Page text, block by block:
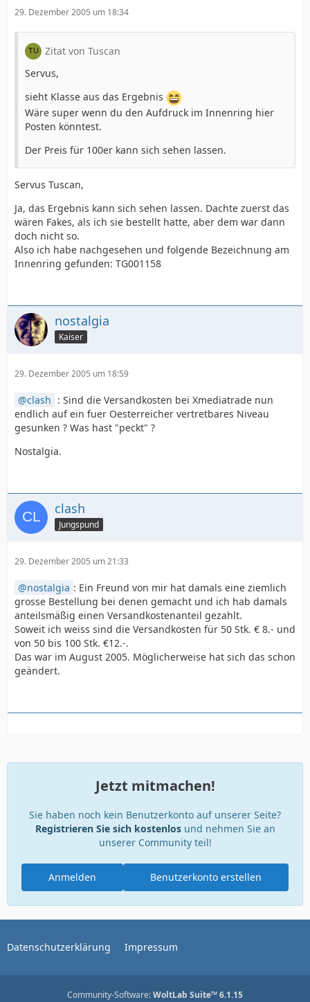
29. Dezember 2005 um 18:34
Zitat von Tuscan
Servus,
sieht Klasse aus das Ergebnis
Wäre super wenn du den Aufdruck im Innenring hier
Posten könntest.
Der Preis für 100er kann sich sehen lassen.
Servus Tuscan,
Ja, das Ergebnis kann sich sehen lassen. Dachte zuerst das
wären Fakes, als ich sie bestellt hatte, aber dem war dann
doch nicht so.
Also ich habe nachgesehen und folgende Bezeichnung am
Innenring gefunden: TG001158
nostalgia
Kaiser
29. Dezember 2005 um 18:59
clash : Sind die Versandkosten bei Xmediatrade nun
endlich auf ein fuer Oesterreicher vertretbares Niveau
gesunken ? Was hast "peckt" ?
Nostalgia.
clash
Jungspund
29. Dezember 2005 um 21:33
nostalgia : Ein Freund von mir hat damals eine ziemlich
grosse Bestellung bei denen gemacht und ich hab damals
anteilsmäßig einen Versandkostenanteil gezahlt.
Soweit ich weiss sind die Versandkosten für 50 Stk. € 8.- und
von 50 bis 100 Stk. €12.-.
Das war im August 2005. Möglicherweise hat sich das schon
geändert.
Jetzt mitmachen!
Sie haben noch kein Benutzerkonto auf unserer Seite?
Registrieren Sie sich kostenlosund nehmen Sie an
unserer Community teil!
Benutzerkonto erstellen
Anmelden
Datenschutzerklärung Impressum
Community-Software:WoltLab Suite™ 6.1.15